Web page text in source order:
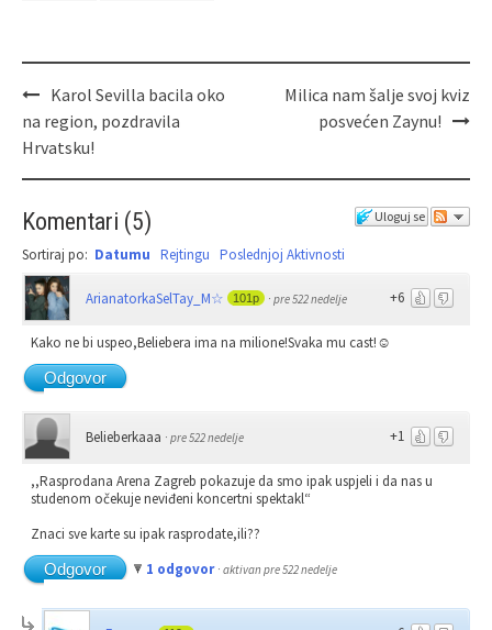
Karol Sevilla bacila oko
na region, pozdravila
Hrvatsku!
Milica nam šalje svoj kviz
posvećen Zaynu!
Uloguj se
Komentari (5)
Sortiraj po: Datumu Rejtingu Poslednjoj Aktivnosti
+6
ArianatorkaSelTay_M☆ 101p · pre 522 nedelje
Kako ne bi uspeo,Beliebera ima na milione!Svaka mu cast!☺
Odgovor
+1
Belieberkaaa · pre 522 nedelje
,,Rasprodana Arena Zagreb pokazuje da smo ipak uspjeli i da nas u
studenom očekuje neviđeni koncertni spektakl“
Znaci sve karte su ipak rasprodate,ili??
Odgovor
1 odgovor · aktivan pre 522 nedelje